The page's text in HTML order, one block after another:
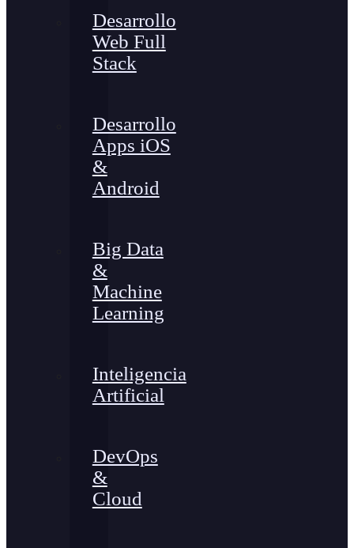
Desarrollo
Web Full
Stack
Desarrollo
Apps iOS
&
Android
Big Data
&
Machine
Learning
Inteligencia
Artificial
DevOps
&
Cloud